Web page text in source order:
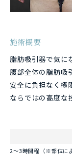
施術概要
脂肪吸引器で気に
腹部全体の脂肪吸
安全に負担なく極
ならではの高度な
2～3時間程（※部位に